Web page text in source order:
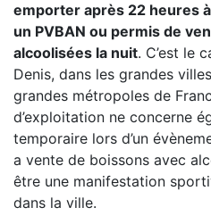
emporter après 22 heures
un PVBAN ou permis de
alcoolisées la nuit. C’est le
Denis, dans les grandes
grandes métropoles de
d’exploitation ne concerne
temporaire lors d’un
a vente de boissons avec
être une manifestation
dans la ville.